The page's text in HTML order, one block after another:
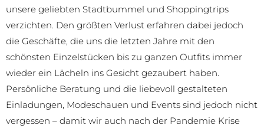
unsere geliebten Stadtbummel und Shoppingtrips
verzichten. Den größten Verlust erfahren dabei jedoch
die Geschäfte, die uns die letzten Jahre mit den
schönsten Einzelstücken bis zu ganzen Outfits immer
wieder ein Lächeln ins Gesicht gezaubert haben.
Persönliche Beratung und die liebevoll gestalteten
Einladungen, Modeschauen und Events sind jedoch nicht
vergessen – damit wir auch nach der Pandemie Krise